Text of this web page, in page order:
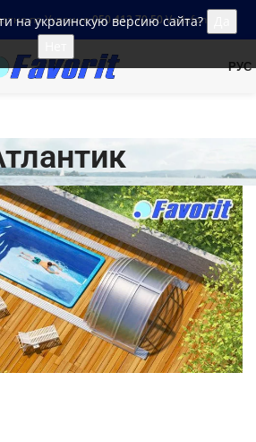
на украинскую версию сайта?
по Украине‎050 412 70 50Vodafone
РУС